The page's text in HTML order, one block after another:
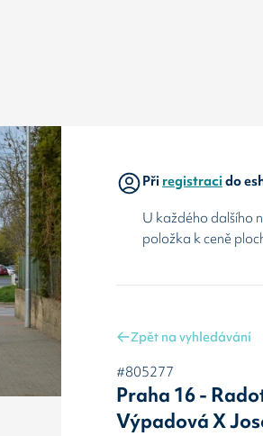
Přiregistracido
U každého dalšího
položka k ceně
Zpět na vyhledávání
#805277
Praha 16 -
Výpadová X